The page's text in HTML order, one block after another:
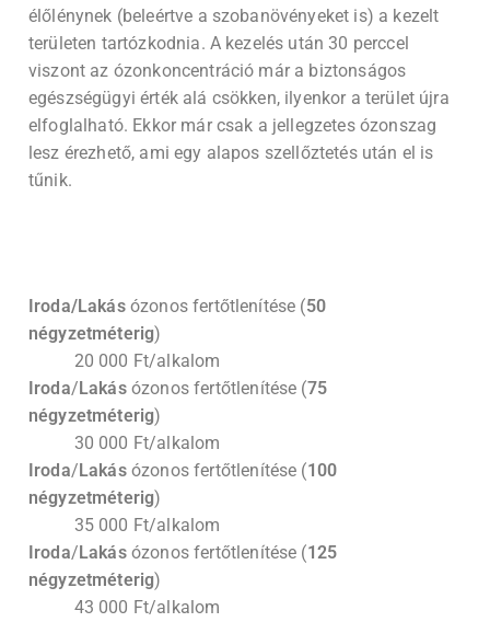
élőlénynek (beleértve a szobanövényeket is) a kezelt
területen tartózkodnia. A kezelés után 30 perccel
viszont az ózonkoncentráció már a biztonságos
egészségügyi érték alá csökken, ilyenkor a terület újra
elfoglalható. Ekkor már csak a jellegzetes ózonszag
lesz érezhető, ami egy alapos szellőztetés után el is
tűnik.
Iroda/Lakásózonos fertőtlenítése (50
négyzetméterig)
20 000 Ft/alkalom
Iroda/Lakásózonos fertőtlenítése (75
négyzetméterig)
30 000 Ft/alkalom
Iroda/Lakásózonos fertőtlenítése (100
négyzetméterig)
35 000 Ft/alkalom
Iroda/Lakásózonos fertőtlenítése (125
négyzetméterig)
43 000 Ft/alkalom